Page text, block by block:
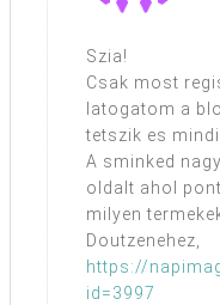
Szia!
Csak most
latogatom a
tetszik es
A sminked
oldalt ahol
milyen
Doutzenehez,
https://
id=3997